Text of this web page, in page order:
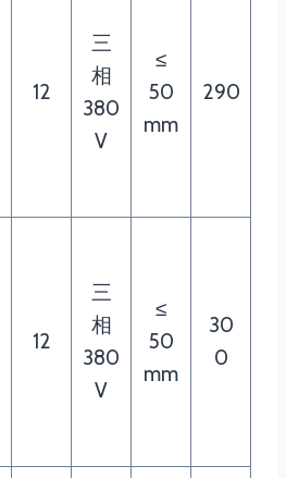
12
三
相
380
V
≤
50
mm
290
12
三
相
380
V
≤
50
mm
30
0